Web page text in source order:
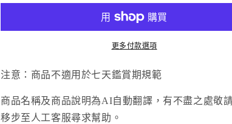
凪-
你
相
凪-
你
相
更多付款選項
注意：商品不適用於七天鑑賞期規範
商品名稱及商品說明為AI自動翻譯，有不盡之處敬
移步至人工客服尋求幫助。